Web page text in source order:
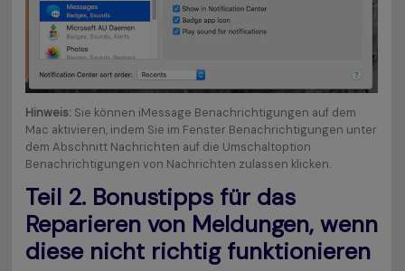
Hinweis: Sie können iMessage Benachrichtigungen auf dem
Mac aktivieren, indem Sie im Fenster Benachrichtigungen unter
dem Abschnitt Nachrichten auf die Umschaltoption
Benachrichtigungen von Nachrichten zulassen klicken.
Teil 2. Bonustipps für das
Reparieren von Meldungen, wenn
diese nicht richtig funktionieren